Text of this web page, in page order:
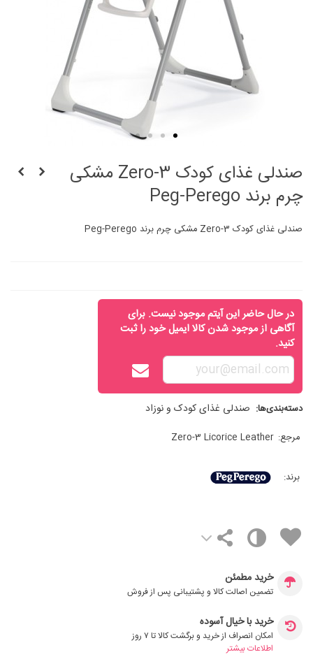
صندلی غذای کودک Zero-3 مشکی
چرم برند Peg-Perego
صندلی غذای کودک Zero-3 مشکی چرم برند Peg-Perego
در حال حاضر این آیتم موجود نیست. برای
آگاهی از موجود شدن کالا ایمیل خود را ثبت
کنید.
دسته‌بندی‌ها: صندلی غذای کودک و نوزاد
مرجع: Zero-3 Licorice Leather
برند:
خرید مطمئن
تضمین اصالت کالا و پشتیبانی پس از فروش
خرید با خیال آسوده
امکان انصراف از خرید و برگشت کالا تا ۷ روز
اطلاعات بیشتر